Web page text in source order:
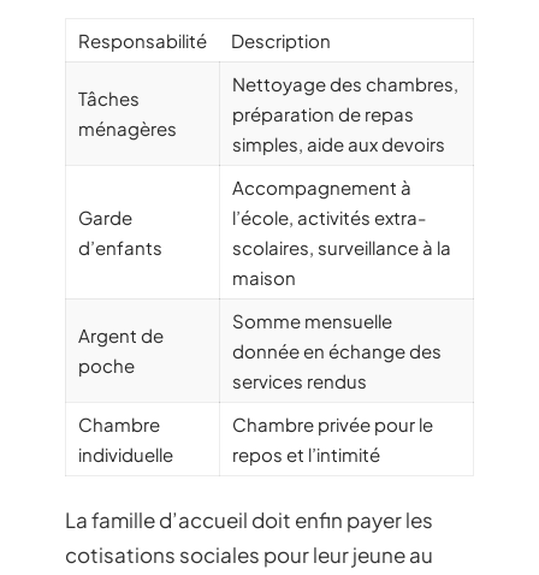
Responsabilité Description
Tâches
ménagères
Nettoyage des chambres,
préparation de repas
simples, aide aux devoirs
Garde
d’enfants
Accompagnement à
l’école, activités extra-
scolaires, surveillance à la
maison
Argent de
poche
Somme mensuelle
donnée en échange des
services rendus
Chambre
individuelle
Chambre privée pour le
repos et l’intimité
La famille d’accueil doit enfin payer les
cotisations sociales pour leur jeune au